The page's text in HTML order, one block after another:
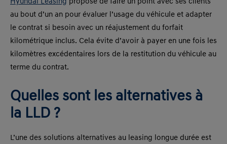
Hyundai Leasing propose de faire un point avec ses clients
au bout d’un an pour évaluer l’usage du véhicule et adapter
le contrat si besoin avec un réajustement du forfait
kilométrique inclus. Cela évite d’avoir à payer en une fois les
kilomètres excédentaires lors de la restitution du véhicule au
terme du contrat.
Quelles sont les alternatives à
la LLD ?
L’une des solutions alternatives au leasing longue durée est